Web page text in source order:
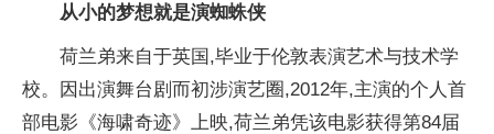
从小的梦想就是演蜘蛛侠
荷兰弟来自于英国,毕业于伦敦表演艺术与技术学
校。因出演舞台剧而初涉演艺圈,2012年,主演的个人首
部电影《海啸奇迹》上映,荷兰弟凭该电影获得第84届